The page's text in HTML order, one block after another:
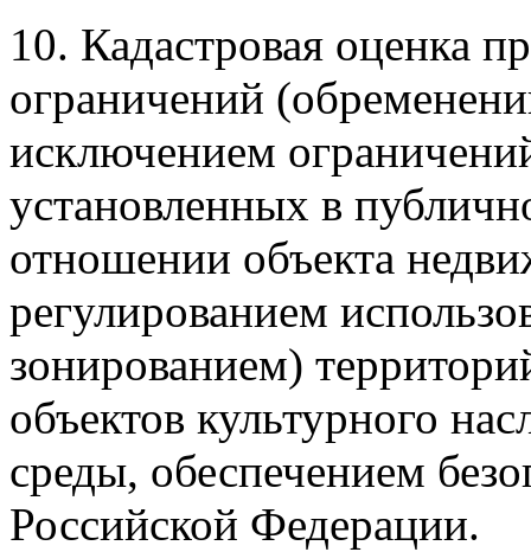
10. Кадастровая оценка
ограничений
исключением
установленных в
отношении объекта
регулированием
зонированием)
объектов культурного
среды, обеспечением
Российской Федерации.